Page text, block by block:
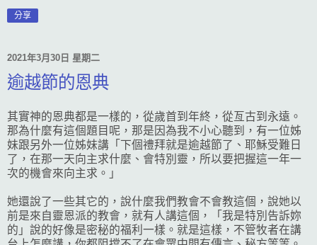
分享
2021年3月30日 星期二
逾越節的恩典
其實神的恩典都是一樣的，從歲首到年終，從亙古到永遠。
那為什麼有這個題目呢，那是因為我不小心聽到，有一位姊
妹跟另外一位姊妹講「下個禮拜就是逾越節了、耶穌受難日
了，在那一天向主求什麼、會特別靈，所以要把握這一年一
次的機會來向主求。」
她還說了一些其它的，說什麼我們教會不會教這個，說她以
前是來自靈恩派的教會，就有人講這個，「我是特別告訴妳
的」說的好像是密秘的福利一樣。就是這樣，不管牧者在講